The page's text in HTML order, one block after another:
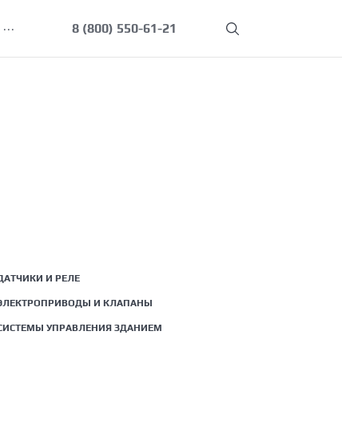
8 (800) 550-61-21
И РЕЛЕ
И КЛАПАНЫ
УПРАВЛЕНИЯ ЗДАНИЕМ